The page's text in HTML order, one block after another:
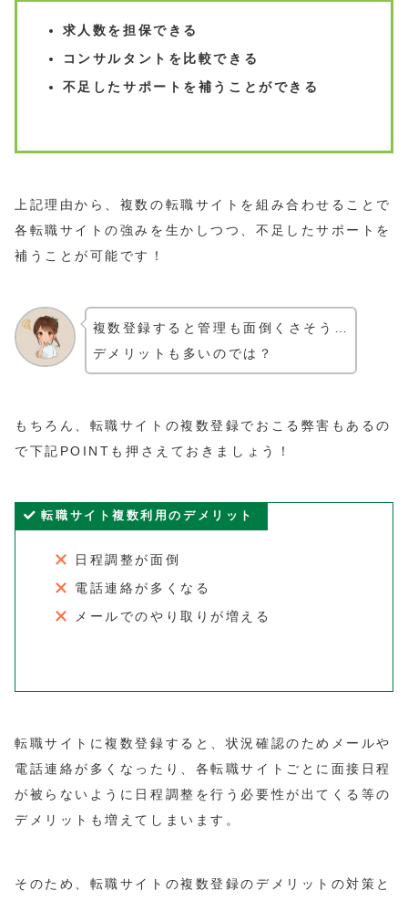
求人数を担保できる
コンサルタントを比較できる
不足したサポートを補うことができる
上記理由から、複数の転職サイトを組み合わせることで
各転職サイトの強みを生かしつつ、不足したサポートを
補うことが可能です！
複数登録すると管理も面倒くさそう…
デメリットも多いのでは？
もちろん、転職サイトの複数登録でおこる弊害もあるの
で下記POINTも押さえておきましょう！
転職サイト複数利用のデメリット
日程調整が面倒
電話連絡が多くなる
メールでのやり取りが増える
転職サイトに複数登録すると、状況確認のためメールや
電話連絡が多くなったり、各転職サイトごとに面接日程
が被らないように日程調整を行う必要性が出てくる等の
デメリットも増えてしまいます。
そのため、転職サイトの複数登録のデメリットの対策と